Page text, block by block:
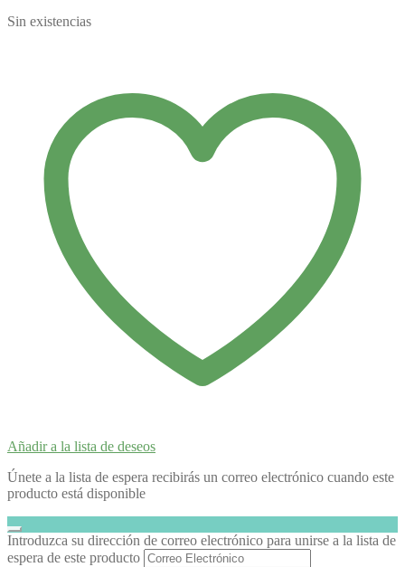
Sin existencias
Añadir a la lista de deseos
Únete a la lista de espera recibirás un correo electrónico cuando este
producto está disponible
Descartar
notificación
Introduzca su dirección de correo electrónico para unirse a la lista de
espera de este producto